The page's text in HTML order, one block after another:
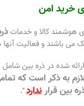
خرید امن
کالا و خدمات
می باشند و فعالیت آنها
شده در ذره بین
به ذکر است که
بین قرارندارد".